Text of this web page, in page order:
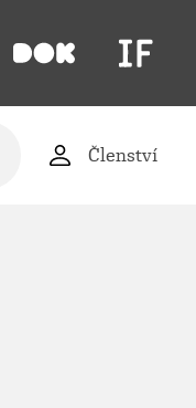
Členství